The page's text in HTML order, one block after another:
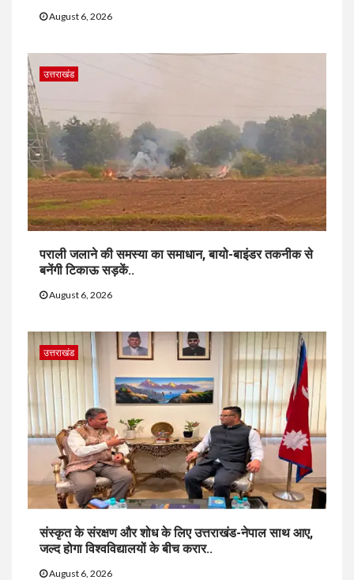
August 6, 2026
उत्तराखंड
पराली जलाने की समस्या का समाधान, बायो-बाइंडर तकनीक से
बनेंगी टिकाऊ सड़कें..
August 6, 2026
उत्तराखंड
संस्कृत के संरक्षण और शोध के लिए उत्तराखंड-नेपाल साथ आए,
जल्द होगा विश्वविद्यालयों के बीच करार..
August 6, 2026